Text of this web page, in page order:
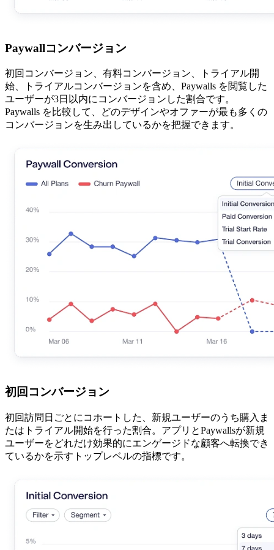
Paywallコンバージョン
初回コンバージョン、有料コンバージョン、トライアル開
始、トライアルコンバージョンを含め、Paywalls を閲覧した
ユーザーが3日以内にコンバージョンした割合です。
Paywalls を比較して、どのデザインやオファーが最も多くの
コンバージョンを生み出しているかを把握できます。
初回コンバージョン
初回訪問日ごとにコホートした、新規ユーザーのうち購入ま
たはトライアル開始を行った割合。アプリとPaywallsが新規
ユーザーをどれだけ効果的にエンゲージドな顧客へ転換でき
ているかを示すトップレベルの指標です。